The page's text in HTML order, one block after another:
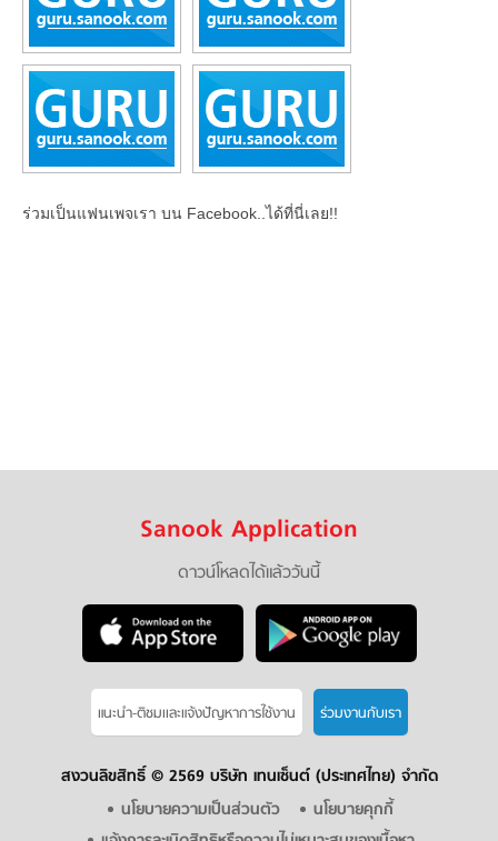
ร่วมเป็นแฟนเพจเรา บน Facebook..ได้ที่นี่เลย!!
Sanook Application
ดาวน์โหลดได้แล้ววันนี้
แนะนำ-ติชมเเละแจ้งปัญหาการใช้งาน ร่วมงานกับเรา
สงวนลิขสิทธิ์ © 2569 บริษัท เทนเซ็นต์ (ประเทศไทย) จำกัด
นโยบายความเป็นส่วนตัว
นโยบายคุกกี้